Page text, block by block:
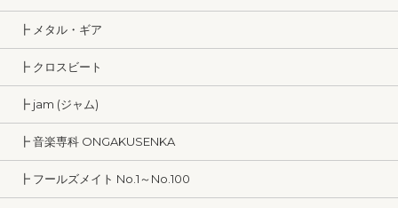
┣ メタル・ギア
┣ クロスビート
┣ jam (ジャム)
┣ 音楽専科 ONGAKUSENKA
┣ フールズメイト No.1～No.100